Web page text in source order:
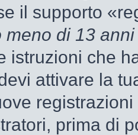
il supporto
meno di 13 anni
istruzioni che
attivare la
prima di